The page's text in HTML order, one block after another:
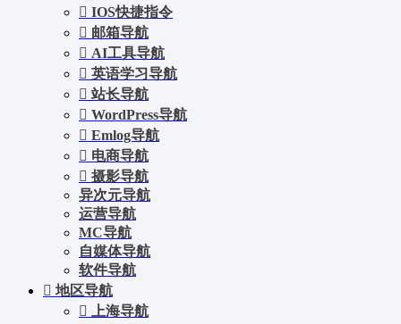
IOS快捷指令
邮箱导航
AI工具导航
英语学习导航
站长导航
WordPress导航
Emlog导航
电商导航
摄影导航
异次元导航
运营导航
MC导航
自媒体导航
软件导航
地区导航
上海导航